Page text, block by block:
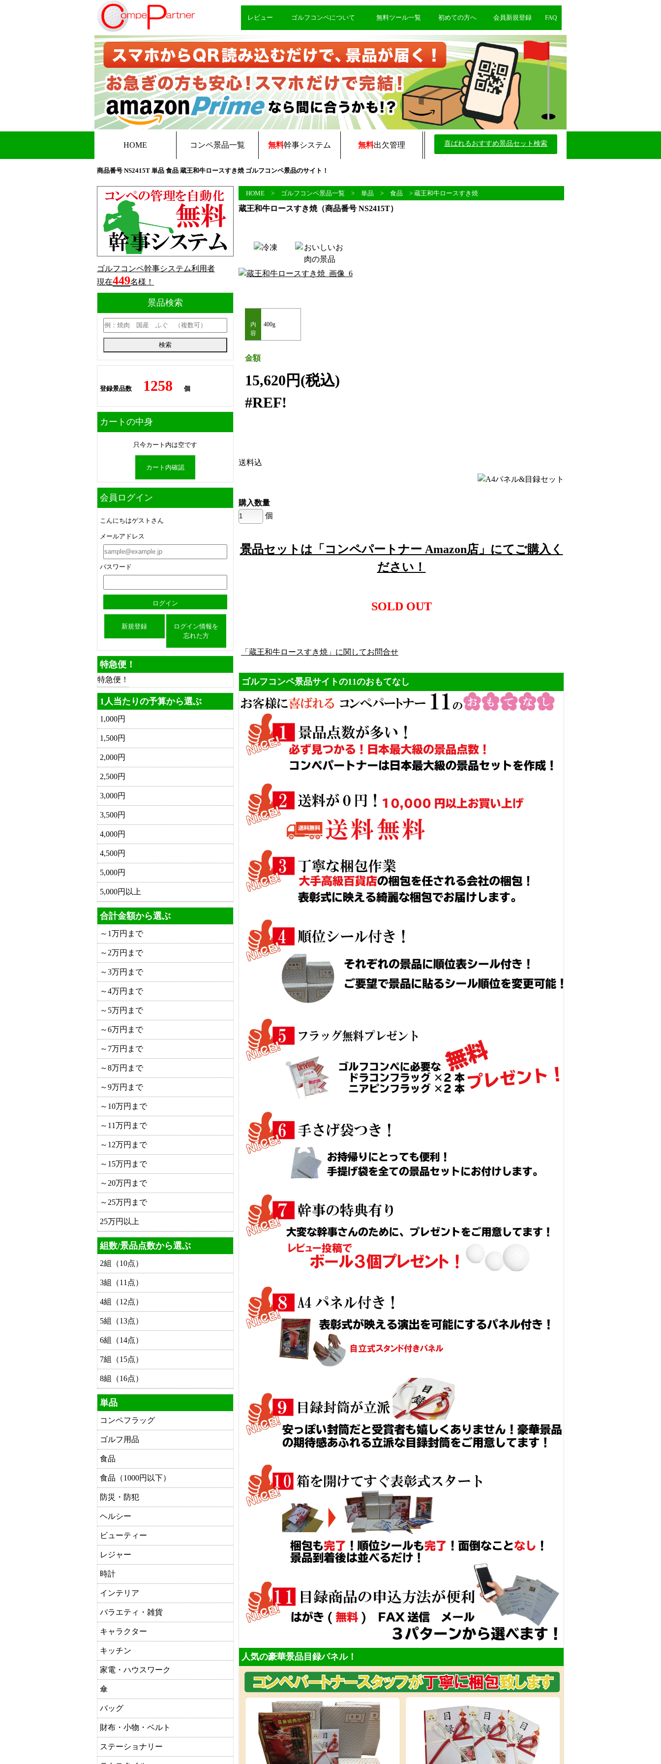
レビュー ゴルフコンペについて 無料ツール一覧 初めての方へ 会員新規登録 FAQ
HOME コンペ景品一覧 無料幹事システム 無料出欠管理 喜ばれるおすすめ景品セット検索
商品番号 NS2415T 単品 食品 蔵王和牛ロースすき焼 ゴルフコンペ景品のサイト！
HOME > ゴルフコンペ景品一覧 > 単品 > 食品 > 蔵王和牛ロースすき焼
蔵王和牛ロースすき焼（商品番号 NS2415T）
内
容
400g
金額
15,620円(税込)
#REF!
送料込
購入数量
個
景品セットは「コンペパートナー Amazon店」にてご購入く
ださい！
SOLD OUT
「蔵王和牛ロースすき焼」に関してお問合せ
ゴルフコンペ景品サイトの11のおもてなし
人気の豪華景品目録パネル！
ゴルフコンペ幹事システム利用者
現在449名様！
景品検索
登録景品数 1258 個
カートの中身
只今カート内は空です
カート内確認
会員ログイン
こんにちはゲストさん
メールアドレス
パスワード
新規登録
ログイン情報を
忘れた方
特急便！
特急便！
1人当たりの予算から選ぶ
1,000円
1,500円
2,000円
2,500円
3,000円
3,500円
4,000円
4,500円
5,000円
5,000円以上
合計金額から選ぶ
～1万円まで
～2万円まで
～3万円まで
～4万円まで
～5万円まで
～6万円まで
～7万円まで
～8万円まで
～9万円まで
～10万円まで
～11万円まで
～12万円まで
～15万円まで
～20万円まで
～25万円まで
25万円以上
組数/景品点数から選ぶ
2組（10点）
3組（11点）
4組（12点）
5組（13点）
6組（14点）
7組（15点）
8組（16点）
単品
コンペフラッグ
ゴルフ用品
食品
食品（1000円以下）
防災・防犯
ヘルシー
ビューティー
レジャー
時計
インテリア
バラエティ・雑貨
キャラクター
キッチン
家電・ハウスワーク
傘
バッグ
財布・小物・ベルト
ステーショナリー